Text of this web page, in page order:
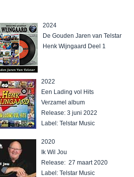
2024
De Gouden Jaren van Telstar
Henk Wijngaard Deel 1
2022
Een Lading vol Hits
Verzamel album
Release: 3 juni 2022
Label: Telstar Music
2020
Ik Wil Jou
Release: 27 maart 2020
Label: Telstar Music